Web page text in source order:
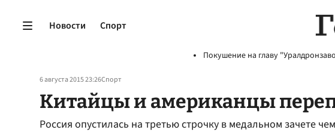
Новости Спорт
Покушение на главу
6 августа 2015 23:26Спорт
Китайцы и американцы
Россия опустилась на третью строчку в медальном зачете